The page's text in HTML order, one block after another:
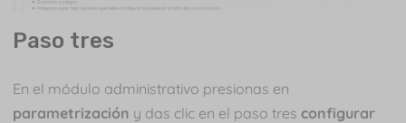
Paso tres
En el módulo administrativo presionas en
parametrización y das clic en el paso tres configurar